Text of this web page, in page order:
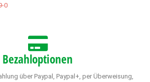
0
Bezahloptionen
über Paypal, Paypal+, per Überweisung,